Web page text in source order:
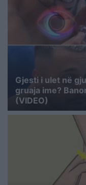
Gjesti i ulet në
gruaja ime?
(VIDEO)